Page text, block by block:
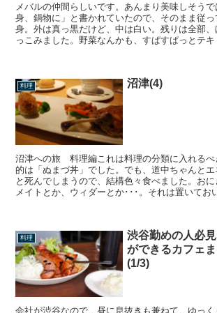
メバルの仲間らしいです。あんまり美味しそう
身、鍋物に」と書かれていたので、そのまま従っ
身。外は真っ黒だけど、中は白い。残りは全部
っこみました。野菜なんかも、すぱすぱっとテキ
料理 沼津(4)
沼津への旅 料理編これは料理の分類に入れるべ
的は「ぬまづ丼」でした。でも、道中ちゃんと
と死んでしまうので、結構色々食べました。お
メイトとか、ウィダーとか･･･。それは置いてお
料理
渋谷勤めの人必
ができるカフェ
(1/3)
会社が渋谷なので、昼に息抜きも兼ねて、ゆっ